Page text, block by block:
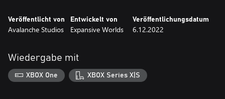
Veröffentlicht von
Avalanche Studios
Entwickelt von
Expansive Worlds
Veröffentlichungsdatum
6.12.2022
Wiedergabe mit
XBOX One XBOX Series X|S